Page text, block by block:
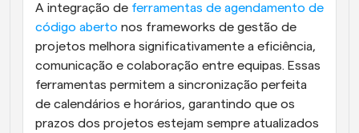
A integração de ferramentas de agendamento de
código aberto nos frameworks de gestão de
projetos melhora significativamente a eficiência,
comunicação e colaboração entre equipas. Essas
ferramentas permitem a sincronização perfeita
de calendários e horários, garantindo que os
prazos dos projetos estejam sempre atualizados